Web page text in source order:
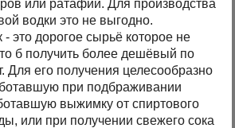
или ратафий. Для производства
водки это не выгодно.
это дорогое сырьё которое не
б получить более дешёвый по
Для его получения целесообразно
при подбраживании
выжимку от спиртового
или при получении свежего сока